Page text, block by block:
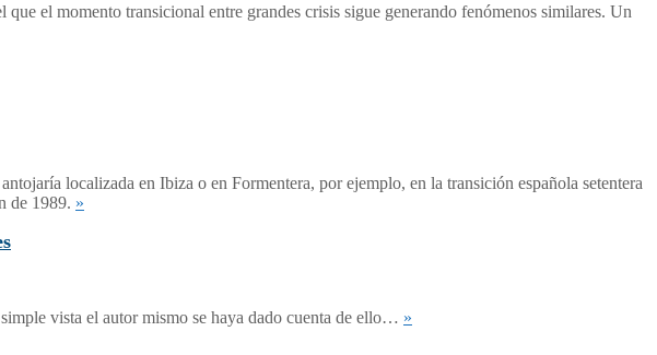
el momento transicional entre grandes crisis sigue generando fenómenos similares. Un
localizada en Ibiza o en Formentera, por ejemplo, en la transición española setentera
de 1989. »
vista el autor mismo se haya dado cuenta de ello… »